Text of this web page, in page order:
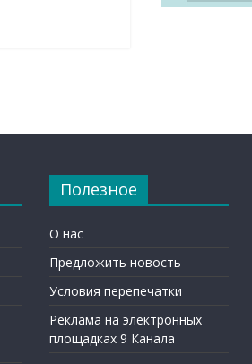
Полезное
О нас
Предложить новость
Условия перепечатки
Реклама на электронных
площадках 9 Канала